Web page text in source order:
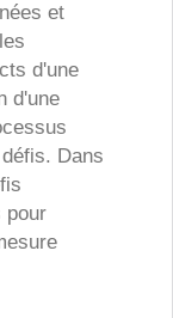
et
d'une
d'une
Dans
pour